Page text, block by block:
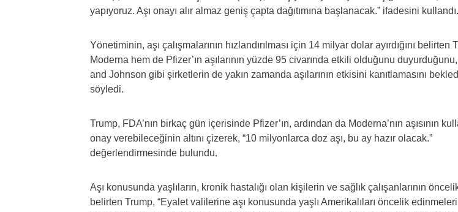
yapıyoruz. Aşı onayı alır almaz geniş çapta dağıtımına başlanacak.” ifadesini kullandı.
Yönetiminin, aşı çalışmalarının hızlandırılması için 14 milyar dolar ayırdığını belirten
Moderna hem de Pfizer’ın aşılarının yüzde 95 civarında etkili olduğunu
and Johnson gibi şirketlerin de yakın zamanda aşılarının etkisini kanıtlamasını
söyledi.
Trump, FDA’nın birkaç gün içerisinde Pfizer’ın, ardından da Moderna’nın aşısının
onay verebileceğinin altını çizerek, “10 milyonlarca doz aşı, bu ay hazır olacak.”
değerlendirmesinde bulundu.
Aşı konusunda yaşlıların, kronik hastalığı olan kişilerin ve sağlık çalışanlarının
belirten Trump, “Eyalet valilerine aşı konusunda yaşlı Amerikalıları öncelik